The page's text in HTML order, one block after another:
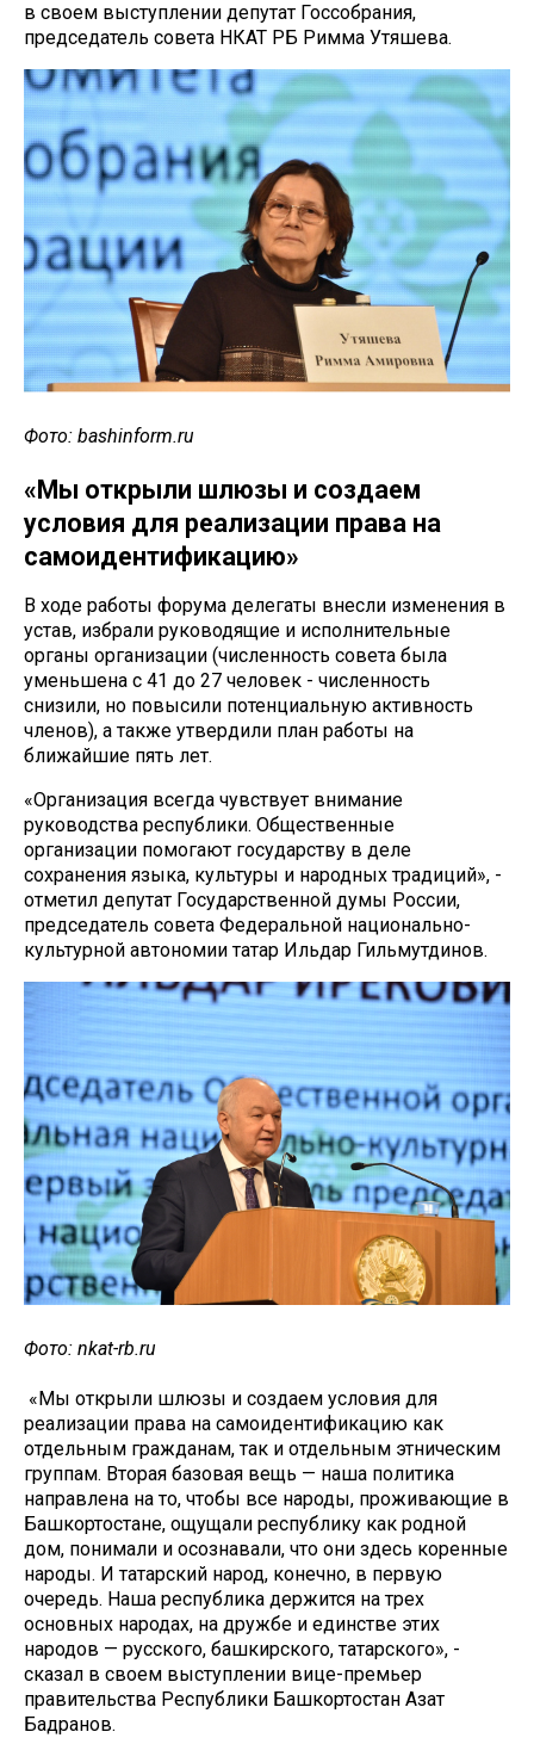
в своем выступлении депутат Госсобрания,
председатель совета НКАТ РБ Римма Утяшева.
Фото: bashinform.ru
«Мы открыли шлюзы и создаем
условия для реализации права на
самоидентификацию»
В ходе работы форума делегаты внесли изменения в
устав, избрали руководящие и исполнительные
органы организации (численность совета была
уменьшена с 41 до 27 человек - численность
снизили, но повысили потенциальную активность
членов), а также утвердили план работы на
ближайшие пять лет.
«Организация всегда чувствует внимание
руководства республики. Общественные
организации помогают государству в деле
сохранения языка, культуры и народных традиций», -
отметил депутат Государственной думы России,
председатель совета Федеральной национально-
культурной автономии татар Ильдар Гильмутдинов.
Фото: nkat-rb.ru
«Мы открыли шлюзы и создаем условия для
реализации права на самоидентификацию как
отдельным гражданам, так и отдельным этническим
группам. Вторая базовая вещь — наша политика
направлена на то, чтобы все народы, проживающие в
Башкортостане, ощущали республику как родной
дом, понимали и осознавали, что они здесь коренные
народы. И татарский народ, конечно, в первую
очередь. Наша республика держится на трех
основных народах, на дружбе и единстве этих
народов — русского, башкирского, татарского», -
сказал в своем выступлении вице-премьер
правительства Республики Башкортостан Азат
Бадранов.